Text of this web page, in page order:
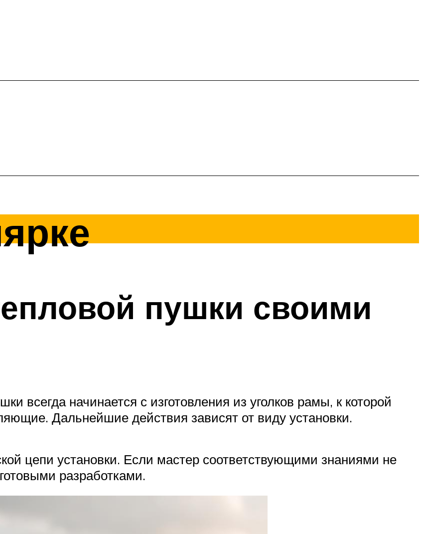
пушки своими
всегда начинается с изготовления из уголков рамы, к которой
Дальнейшие действия зависят от виду установки.
цепи установки. Если мастер соответствующими знаниями не
разработками.